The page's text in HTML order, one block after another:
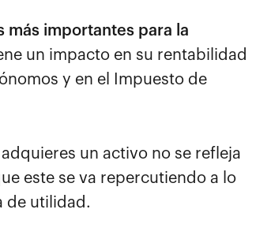
más importantes para la
un impacto en su rentabilidad
y en el Impuesto de
un activo no se refleja
este se va repercutiendo a lo
de utilidad.